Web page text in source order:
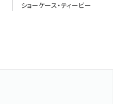
ショーケース・ティービー